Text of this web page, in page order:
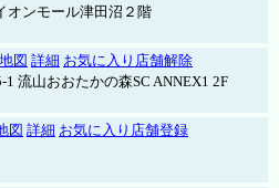
ンモール津田沼２階
地図 詳細 お気に入り店舗解除
流山おおたかの森SC ANNEX1 2F
図 詳細 お気に入り店舗登録